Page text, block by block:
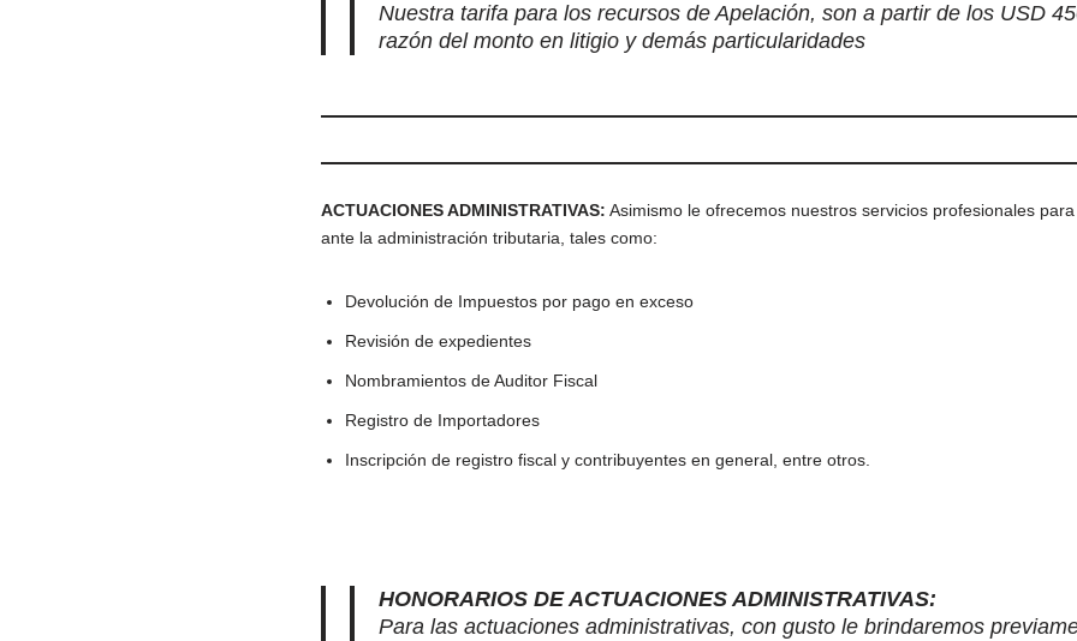
Nuestra tarifa para los recursos de Apelación, son a partir de los USD
razón del monto en litigio y demás particularidades
ACTUACIONES ADMINISTRATIVAS: Asimismo le ofrecemos nuestros servicios profesionales
ante la administración tributaria, tales como:
Devolución de Impuestos por pago en exceso
Revisión de expedientes
Nombramientos de Auditor Fiscal
Registro de Importadores
Inscripción de registro fiscal y contribuyentes en general, entre otros.
HONORARIOS DE ACTUACIONES ADMINISTRATIVAS:
Para las actuaciones administrativas, con gusto le brindaremos